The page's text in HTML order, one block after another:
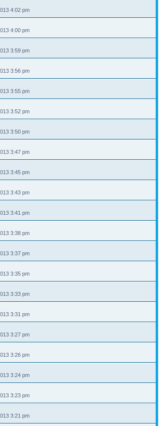
4:02 pm
4:00 pm
3:59 pm
3:56 pm
3:55 pm
3:52 pm
3:50 pm
3:47 pm
3:45 pm
3:43 pm
3:41 pm
3:38 pm
3:37 pm
3:35 pm
3:33 pm
3:31 pm
3:27 pm
3:26 pm
3:24 pm
3:23 pm
3:21 pm